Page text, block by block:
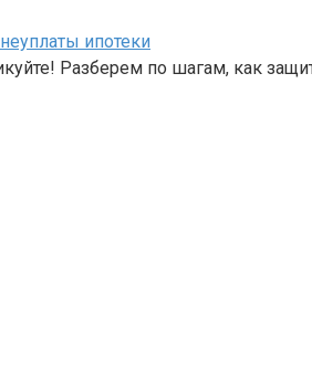
ипотеки
Разберем по шагам, как